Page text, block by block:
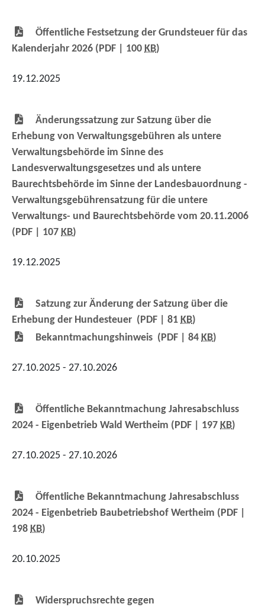
Öffentliche Festsetzung der Grundsteuer für das
Kalenderjahr 2026 (PDF | 100 KB)
19.12.2025
Änderungssatzung zur Satzung über die
Erhebung von Verwaltungsgebühren als untere
Verwaltungsbehörde im Sinne des
Landesverwaltungsgesetzes und als untere
Baurechtsbehörde im Sinne der Landesbauordnung -
Verwaltungsgebührensatzung für die untere
Verwaltungs- und Baurechtsbehörde vom 20.11.2006
(PDF | 107 KB)
19.12.2025
Satzung zur Änderung der Satzung über die
Erhebung der Hundesteuer (PDF | 81 KB)
Bekanntmachungshinweis (PDF | 84 KB)
27.10.2025 - 27.10.2026
Öffentliche Bekanntmachung Jahresabschluss
2024 - Eigenbetrieb Wald Wertheim (PDF | 197 KB)
27.10.2025 - 27.10.2026
Öffentliche Bekanntmachung Jahresabschluss
2024 - Eigenbetrieb Baubetriebshof Wertheim (PDF |
198 KB)
20.10.2025
Widerspruchsrechte gegen